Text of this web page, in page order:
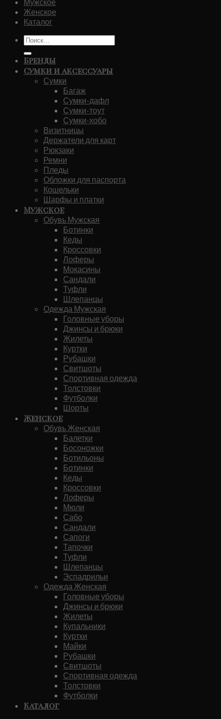
Женское
Каталог
Искать:
Бренды
Сумки и аксессуары
Сумки
Багаж
Сумки-дафл
Сумки-тоут
Сумки-хобо
Визитницы
Держатели для карт
Рюкзаки
Ремни
Пледы
Обложки для паспорта
Кошельки
Шарфы и платки
Мужское
Обувь Мужская
Ботинки
Кеды
Кроссовки
Лоферы
Мокасины
Сандали
Туфли
Шлепанцы
Одежда Мужская
Головные уборы
Джинсы и брюки
Жилеты
Куртки
Рубашки
Свитшоты
Спортивная одежда
Толстовки
Футболки
Шорты
Женское
Обувь Женская
Балетки
Босоножки
Ботильоны
Ботинки
Кеды
Кроссовки
Лоферы
Мюли
Сабо
Сандали
Сапоги
Тапочки
Туфли
Шлепанцы
Эспадрильи
Одежда Женская
Головные уборы
Джинсы и брюки
Жилеты
Купальники
Куртки
Майки
Рубашки
Свитшоты
Спортивная одежда
Толстовки
Футболки
Каталог